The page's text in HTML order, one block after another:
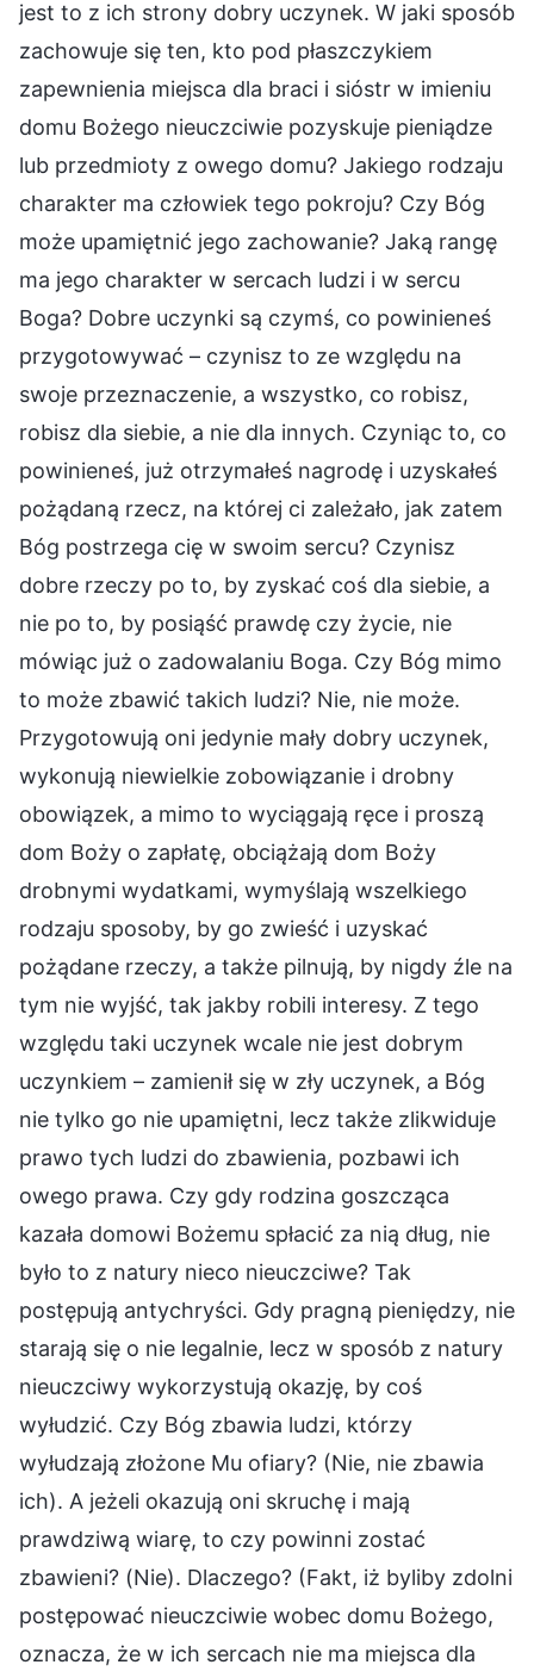
jest to z ich strony dobry uczynek. W jaki sposób
zachowuje się ten, kto pod płaszczykiem
zapewnienia miejsca dla braci i sióstr w imieniu
domu Bożego nieuczciwie pozyskuje pieniądze
lub przedmioty z owego domu? Jakiego rodzaju
charakter ma człowiek tego pokroju? Czy Bóg
może upamiętnić jego zachowanie? Jaką rangę
ma jego charakter w sercach ludzi i w sercu
Boga? Dobre uczynki są czymś, co powinieneś
przygotowywać – czynisz to ze względu na
swoje przeznaczenie, a wszystko, co robisz,
robisz dla siebie, a nie dla innych. Czyniąc to, co
powinieneś, już otrzymałeś nagrodę i uzyskałeś
pożądaną rzecz, na której ci zależało, jak zatem
Bóg postrzega cię w swoim sercu? Czynisz
dobre rzeczy po to, by zyskać coś dla siebie, a
nie po to, by posiąść prawdę czy życie, nie
mówiąc już o zadowalaniu Boga. Czy Bóg mimo
to może zbawić takich ludzi? Nie, nie może.
Przygotowują oni jedynie mały dobry uczynek,
wykonują niewielkie zobowiązanie i drobny
obowiązek, a mimo to wyciągają ręce i proszą
dom Boży o zapłatę, obciążają dom Boży
drobnymi wydatkami, wymyślają wszelkiego
rodzaju sposoby, by go zwieść i uzyskać
pożądane rzeczy, a także pilnują, by nigdy źle na
tym nie wyjść, tak jakby robili interesy. Z tego
względu taki uczynek wcale nie jest dobrym
uczynkiem – zamienił się w zły uczynek, a Bóg
nie tylko go nie upamiętni, lecz także zlikwiduje
prawo tych ludzi do zbawienia, pozbawi ich
owego prawa. Czy gdy rodzina goszcząca
kazała domowi Bożemu spłacić za nią dług, nie
było to z natury nieco nieuczciwe? Tak
postępują antychryści. Gdy pragną pieniędzy, nie
starają się o nie legalnie, lecz w sposób z natury
nieuczciwy wykorzystują okazję, by coś
wyłudzić. Czy Bóg zbawia ludzi, którzy
wyłudzają złożone Mu ofiary? (Nie, nie zbawia
ich). A jeżeli okazują oni skruchę i mają
prawdziwą wiarę, to czy powinni zostać
zbawieni? (Nie). Dlaczego? (Fakt, iż byliby zdolni
postępować nieuczciwie wobec domu Bożego,
oznacza, że w ich sercach nie ma miejsca dla